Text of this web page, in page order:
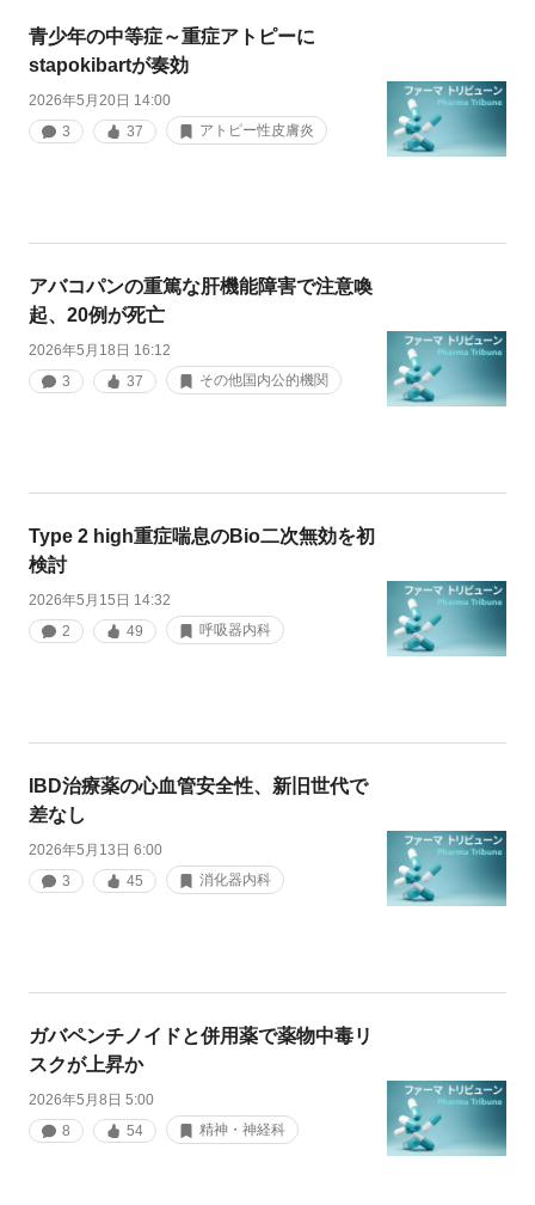
青少年の中等症～重症アトピーに
stapokibartが奏効
2026年5月20日 14:00
3
37 アトピー性皮膚炎
アバコパンの重篤な肝機能障害で注意喚
起、20例が死亡
2026年5月18日 16:12
3
37 その他国内公的機関
Type 2 high重症喘息のBio二次無効を初
検討
2026年5月15日 14:32
2
49 呼吸器内科
IBD治療薬の心血管安全性、新旧世代で
差なし
2026年5月13日 6:00
3
45 消化器内科
ガバペンチノイドと併用薬で薬物中毒リ
スクが上昇か
2026年5月8日 5:00
8
54 精神・神経科